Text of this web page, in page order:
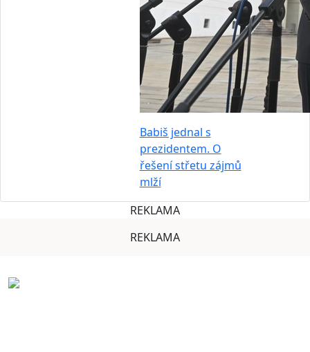
Babiš jednal s
prezidentem. O
řešení střetu zájmů
mlží
REKLAMA
REKLAMA